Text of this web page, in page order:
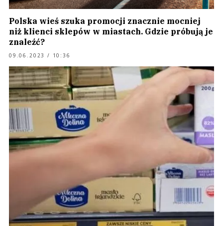
Polska wieś szuka promocji znacznie mocniej
niż klienci sklepów w miastach. Gdzie próbują je
znaleźć?
09.06.2023 / 10:36